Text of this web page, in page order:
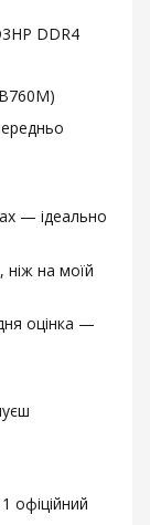
DDR4
— ідеально
ніж на моїй
оцінка —
офіційний